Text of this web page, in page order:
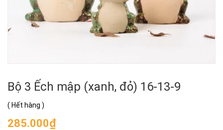
Bộ 3 Ếch mập (xanh, đỏ) 16-13-9
( Hết hàng )
285.000₫